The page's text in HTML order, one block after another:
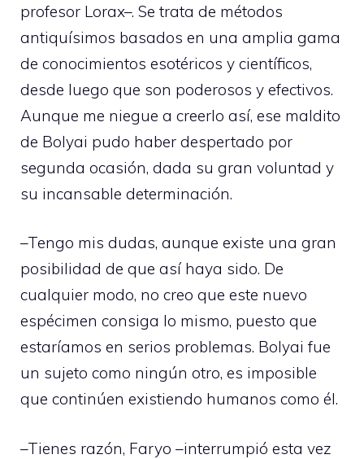
profesor Lorax–. Se trata de métodos
antiquísimos basados en una amplia gama
de conocimientos esotéricos y científicos,
desde luego que son poderosos y efectivos.
Aunque me niegue a creerlo así, ese maldito
de Bolyai pudo haber despertado por
segunda ocasión, dada su gran voluntad y
su incansable determinación.
–Tengo mis dudas, aunque existe una gran
posibilidad de que así haya sido. De
cualquier modo, no creo que este nuevo
espécimen consiga lo mismo, puesto que
estaríamos en serios problemas. Bolyai fue
un sujeto como ningún otro, es imposible
que continúen existiendo humanos como él.
–Tienes razón, Faryo –interrumpió esta vez